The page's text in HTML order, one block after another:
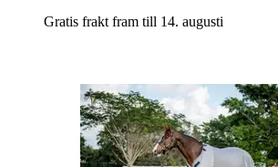
Gratis frakt fram till 14. augusti